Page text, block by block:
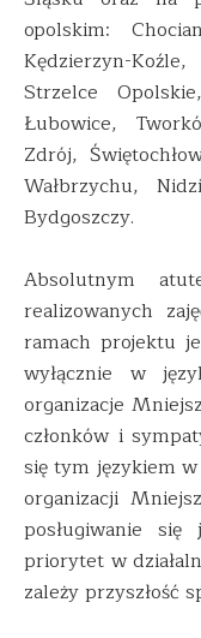
opolskim:
Kędzierzyn-
Strzelce
Łubowice,
Zdrój,
Wałbrzychu,
Bydgoszczy.
Absolutnym
realizowanych
ramach projektu
wyłącznie w
organizacje
członków i
się tym językiem
organizacji
posługiwanie
priorytet w
zależy przyszłość